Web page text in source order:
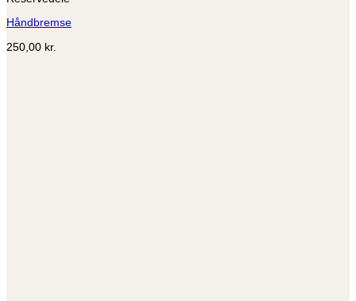
varianter.
kan
Håndbremse
250,00 kr.